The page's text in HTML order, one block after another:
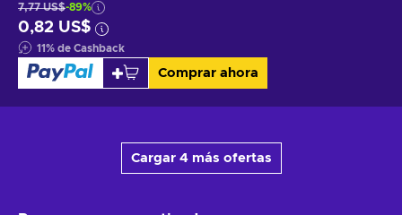
7,77 US$-89%
0,82 US$
11% de Cashback
Comprar ahora
Cargar 4 más ofertas